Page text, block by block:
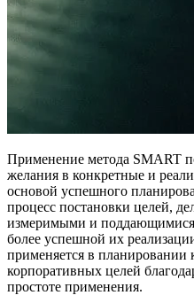
Применение метода SMART
желания в конкретные и
основой успешного
процесс постановки целей,
измеримыми и поддающимися
более успешной их
применяется в планировании
корпоративных целей
простоте применения.